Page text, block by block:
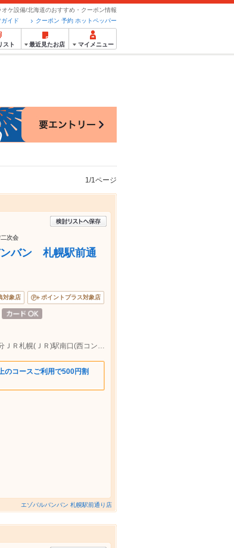
ケ設備/北海道のおすすめ・クーポン情報
クーポン 予約 ホットペッパー
イド
スト 最近見たお店 マイメニュー
1/1ページ
次会
バン 札幌駅前通
対象店 ポイントプラス対象店
ＪＲ札幌(ＪＲ)駅南口(西コンコース側)より徒歩約4分ＪＲ札幌(ＪＲ)駅南口(西コンコース側)より徒歩約4
のコースご利用で500円割
エゾバルバンバン 札幌駅前通り店